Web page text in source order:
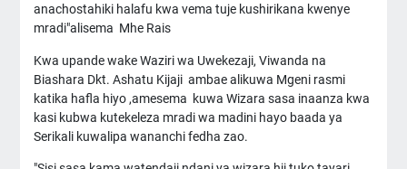
anachostahiki halafu kwa vema tuje kushirikana kwenye
mradi"alisema Mhe Rais
Kwa upande wake Waziri wa Uwekezaji, Viwanda na
Biashara Dkt. Ashatu Kijaji ambae alikuwa Mgeni rasmi
katika hafla hiyo ,amesema kuwa Wizara sasa inaanza kwa
kasi kubwa kutekeleza mradi wa madini hayo baada ya
Serikali kuwalipa wananchi fedha zao.